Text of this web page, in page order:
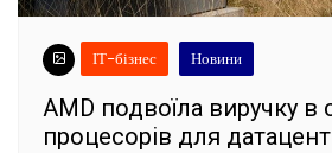
ІТ-бізнес Новини
AMD подвоїла виручку в
процесорів для